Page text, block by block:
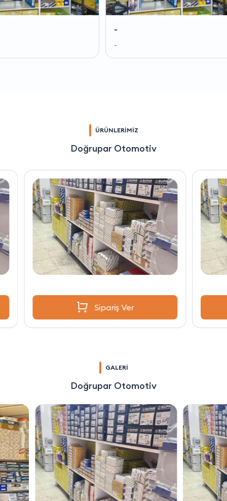
ÜRÜNLERİMİZ
Doğrupar Otomotiv
Sipariş Ver
GALERİ
Doğrupar Otomotiv